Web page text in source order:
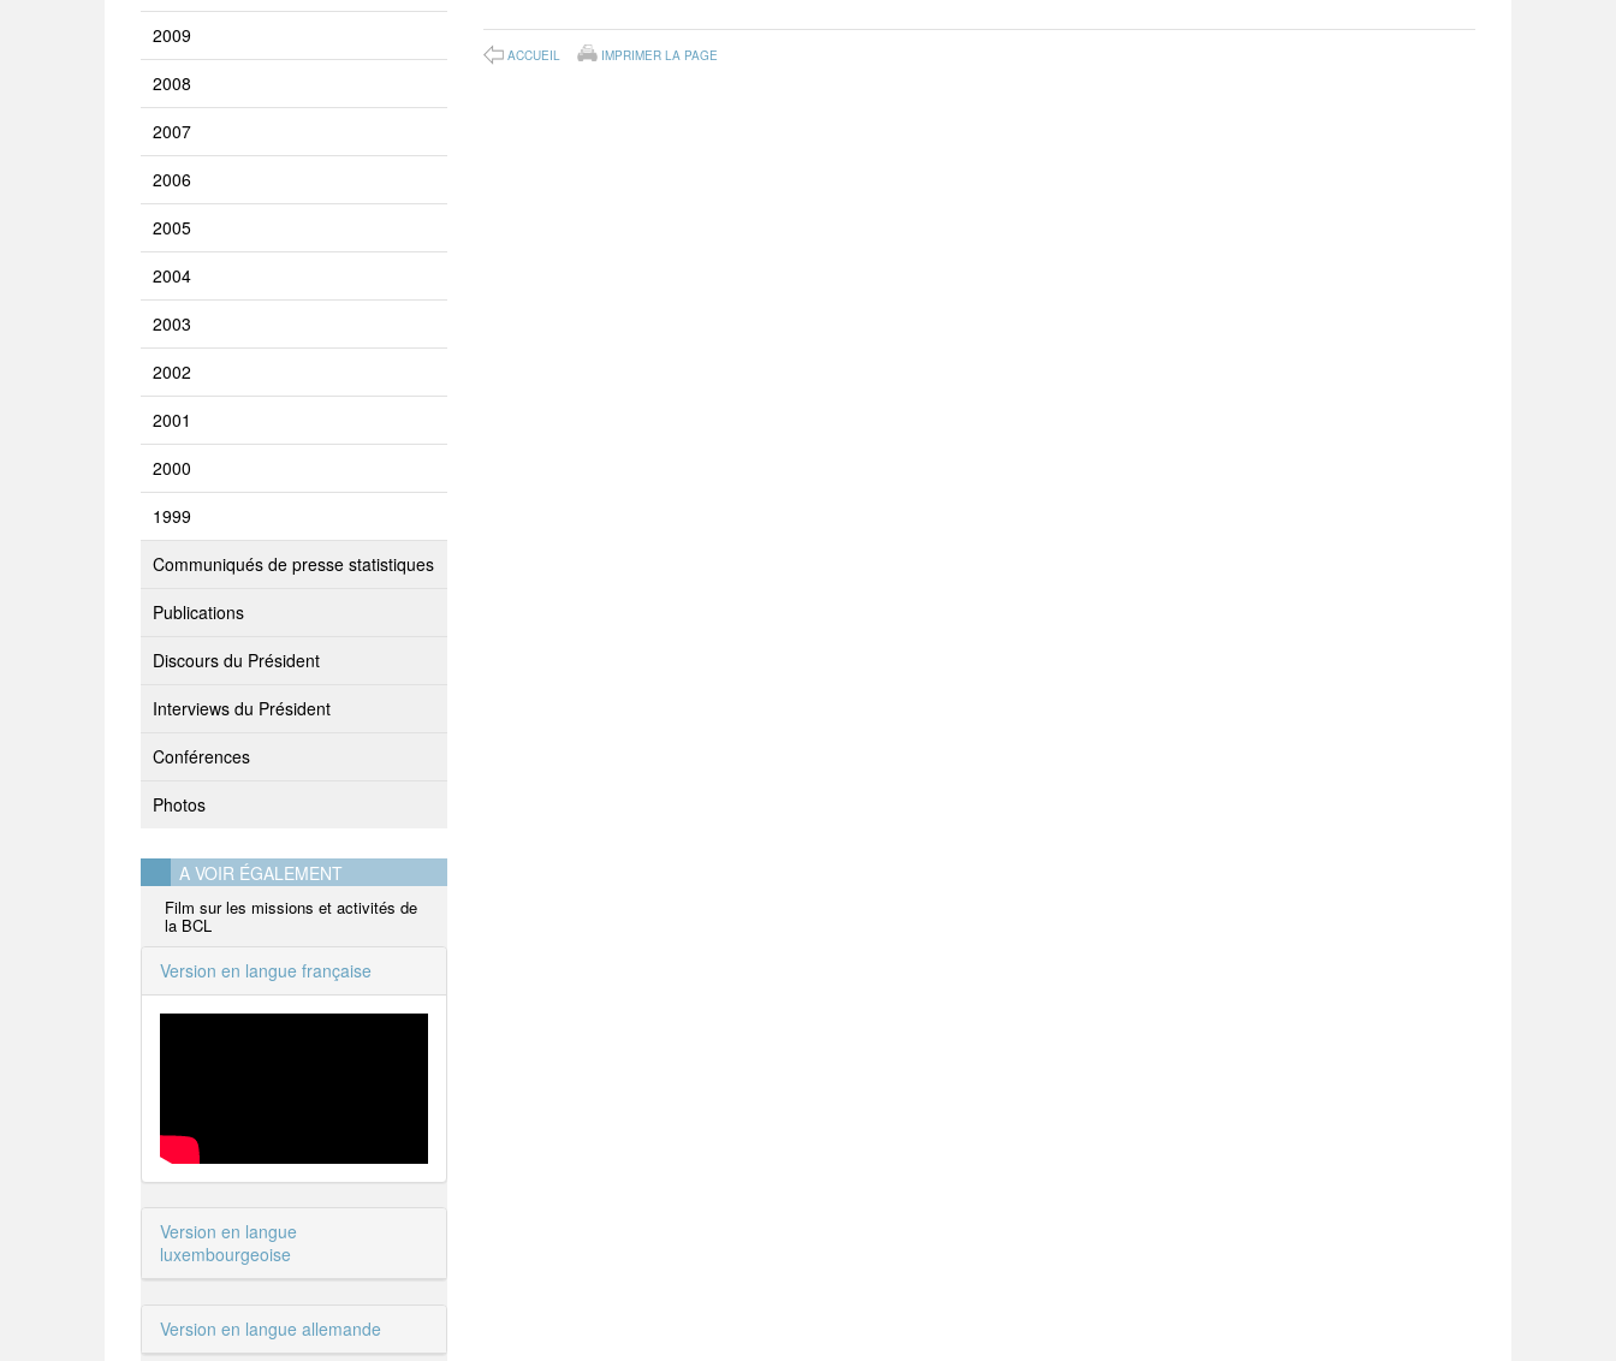
2009
2008
2007
2006
2005
2004
2003
2002
2001
2000
1999
Communiqués de presse statistiques
Publications
Discours du Président
Interviews du Président
Conférences
Photos
A VOIR ÉGALEMENT
Film sur les missions et activités de
la BCL
Version en langue française
Version en langue
luxembourgeoise
Version en langue allemande
ACCUEIL IMPRIMER LA PAGE